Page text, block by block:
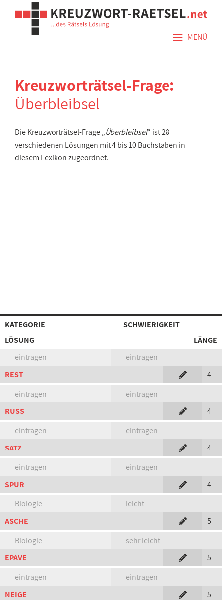
≡ MENÜ
Kreuzworträtsel-Frage:
Überbleibsel
Die Kreuzworträtsel-Frage „Überbleibsel“ ist 28
verschiedenen Lösungen mit 4 bis 10 Buchstaben in
diesem Lexikon zugeordnet.
KATEGORIE
SCHWIERIGKEIT
LÖSUNG
LÄNGE
eintragen
eintragen
REST
4
eintragen
eintragen
RUSS
4
eintragen
eintragen
SATZ
4
eintragen
eintragen
SPUR
4
Biologie
leicht
ASCHE
5
Biologie
sehr leicht
EPAVE
5
eintragen
eintragen
NEIGE
5